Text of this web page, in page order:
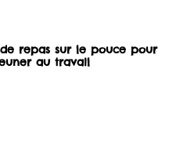
repas sur le pouce pour
au travail